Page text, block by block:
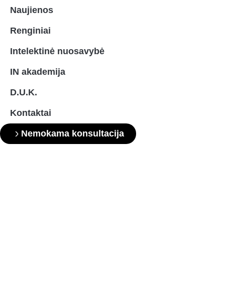
Naujienos
Renginiai
Intelektinė nuosavybė
IN akademija
D.U.K.
Kontaktai
Nemokama konsultacija